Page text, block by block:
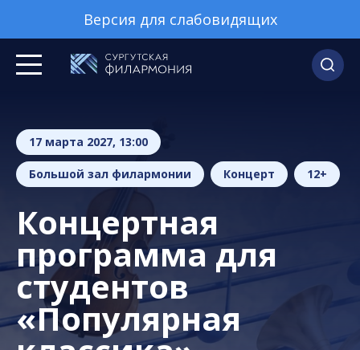
Версия для слабовидящих
17 марта 2027, 13:00
Большой зал филармонии Концерт 12+
Концертная
программа для
студентов
«Популярная